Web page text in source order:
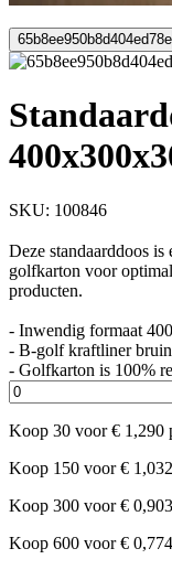
65b8ee950b8d404ed78e
SKU: 100846
Deze standaarddoos
golfkarton voor
producten.
- Inwendig formaat
- B-golf kraftliner bruin
- Golfkarton is 100%
Koop 30 voor € 1,290
Koop 150 voor € 1,032
Koop 300 voor € 0,903
Koop 600 voor € 0,774